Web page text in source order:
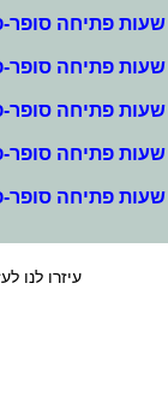
שעות פתיחה
שעות פתיחה
שעות פתיחה
שעות פתיחה סופר-
שעות פתיחה
עיזרו לנו